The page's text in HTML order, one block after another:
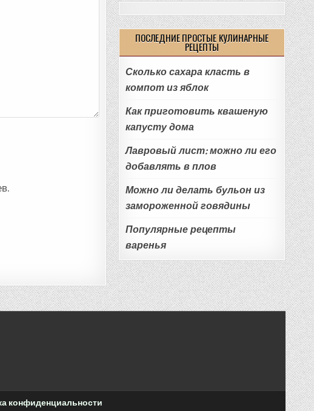
ПОСЛЕДНИЕ ПРОСТЫЕ КУЛИНАРНЫЕ
РЕЦЕПТЫ
Сколько сахара класть в
компот из яблок
Как приготовить квашеную
капусту дома
Лавровый лист: можно ли его
добавлять в плов
Можно ли делать бульон из
замороженной говядины
Популярные рецепты
варенья
конфиденциальности